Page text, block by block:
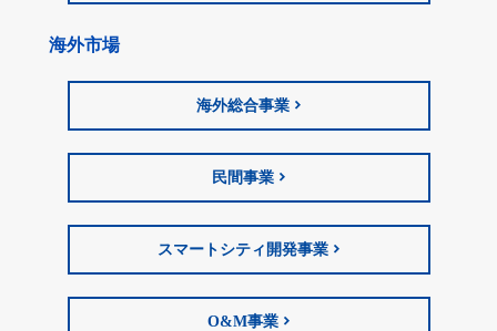
海外市場
海外総合事業
民間事業
スマートシティ開発事業
O&M事業